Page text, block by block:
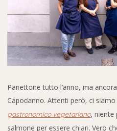
Panettone tutto l’anno, ma
Capodanno. Attenti però, ci
gastronomico vegetariano, niente
salmone per essere chiari. Vero